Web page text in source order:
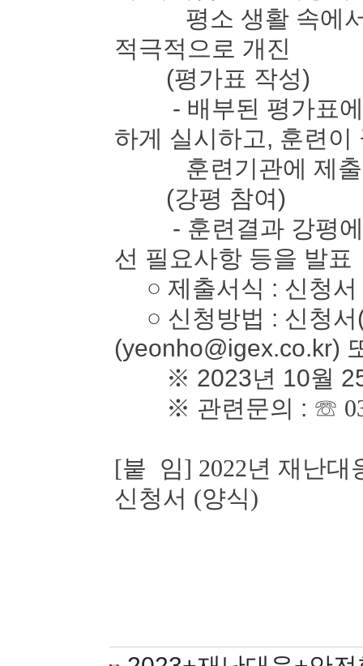
평소 생활 속에서
적극적으로 개진
(평가표 작성)
- 배부된 평가표에
하게 실시하고, 훈련이
훈련기관에 제출
(강평 참여)
- 훈련결과 강평에
선 필요사항 등을 발표
○ 제출서식 : 신청서
○ 신청방법 : 신청서
(yeonho@igex.co.kr)
※ 2023년 10월 25
※ 관련문의 : ☏
[붙 임] 2022년 재난대
신청서 (양식)